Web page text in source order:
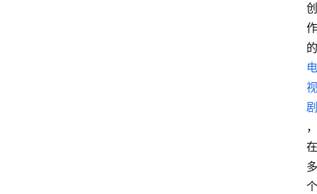
创
作
的
电
视
剧
，
在
多
个